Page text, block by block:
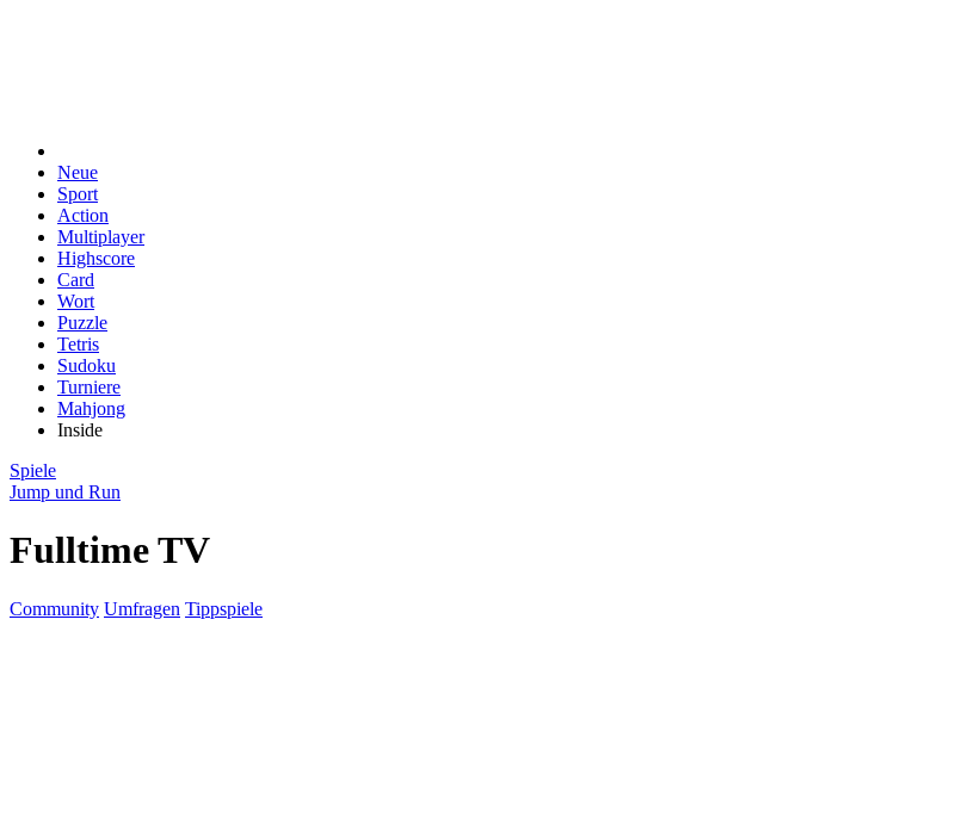
Neue
Sport
Action
Multiplayer
Highscore
Card
Wort
Puzzle
Tetris
Sudoku
Turniere
Mahjong
Inside
Spiele
Jump und Run
Fulltime TV
Community Umfragen Tippspiele